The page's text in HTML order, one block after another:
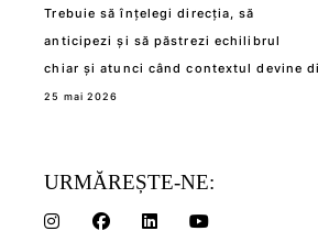
Trebuie să înțelegi direcția, să
anticipezi și să păstrezi echilibrul
chiar și atunci când contextul devine
25 mai 2026
URMĂREȘTE-NE: